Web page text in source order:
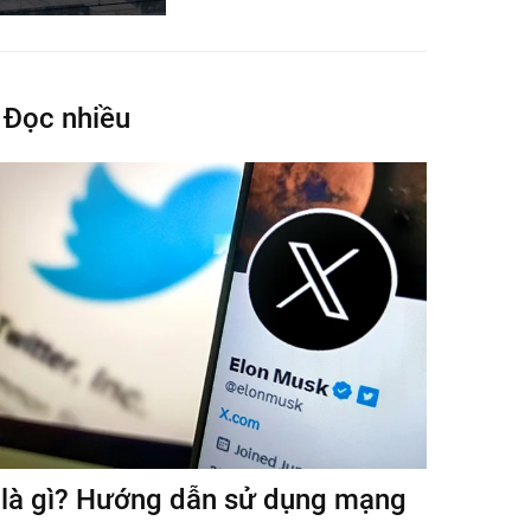
Đọc nhiều
gì? Hướng dẫn sử dụng mạng